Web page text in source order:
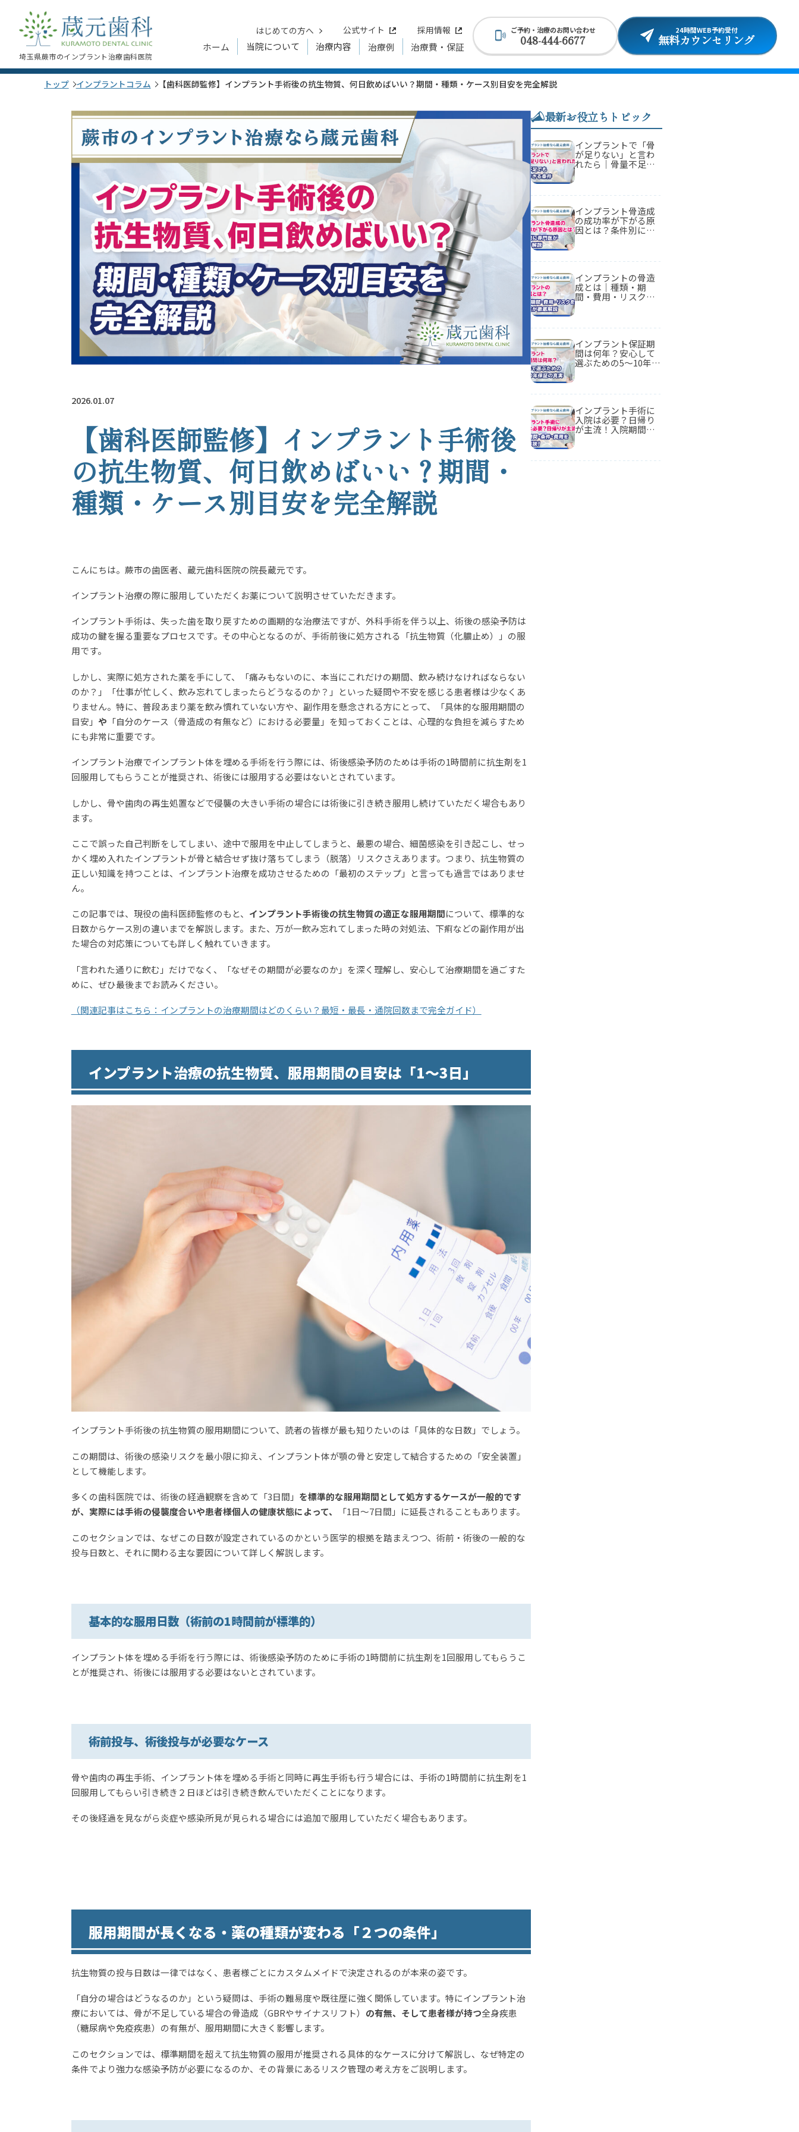
埼玉県蕨市のインプラント治療歯科医院
はじめての方へ 公式サイト 採用情報
ホーム 当院について 治療内容 治療例 治療費・保証
ご予約・治療のお問い合わせ
048-444-6677
24時間WEB予約受付
無料カウンセリング
トップ インプラントコラム 【歯科医師監修】インプラント手術後の抗生物質、何日飲めばいい？期間・種類・ケース別目安を完全解説
2026.01.07
【歯科医師監修】インプラント手術後
の抗生物質、何日飲めばいい？期間・
種類・ケース別目安を完全解説
こんにちは。蕨市の歯医者、蔵元歯科医院の院長蔵元です。
インプラント治療の際に服用していただくお薬について説明させていただきます。
インプラント手術は、失った歯を取り戻すための画期的な治療法ですが、外科手術を伴う以上、術後の感染予防は
成功の鍵を握る重要なプロセスです。その中心となるのが、手術前後に処方される「抗生物質（化膿止め）」の服
用です。
しかし、実際に処方された薬を手にして、「痛みもないのに、本当にこれだけの期間、飲み続けなければならない
のか？」「仕事が忙しく、飲み忘れてしまったらどうなるのか？」といった疑問や不安を感じる患者様は少なくあ
りません。特に、普段あまり薬を飲み慣れていない方や、副作用を懸念される方にとって、「具体的な服用期間の
目安」 や 「自分のケース（骨造成の有無など）における必要量」を知っておくことは、心理的な負担を減らすため
にも非常に重要です。
インプラント治療でインプラント体を埋める手術を行う際には、術後感染予防のためは手術の1時間前に抗生剤を1
回服用してもらうことが推奨され、術後には服用する必要はないとされています。
しかし、骨や歯肉の再生処置などで侵襲の大きい手術の場合には術後に引き続き服用し続けていただく場合もあり
ます。
ここで誤った自己判断をしてしまい、途中で服用を中止してしまうと、最悪の場合、細菌感染を引き起こし、せっ
かく埋め入れたインプラントが骨と結合せず抜け落ちてしまう（脱落）リスクさえあります。つまり、抗生物質の
正しい知識を持つことは、インプラント治療を成功させるための「最初のステップ」と言っても過言ではありませ
ん。
この記事では、現役の歯科医師監修のもと、 インプラント手術後の抗生物質の適正な服用期間について、標準的な
日数からケース別の違いまでを解説します。また、万が一飲み忘れてしまった時の対処法、下痢などの副作用が出
た場合の対応策についても詳しく触れていきます。
「言われた通りに飲む」だけでなく、「なぜその期間が必要なのか」を深く理解し、安心して治療期間を過ごすた
めに、ぜひ最後までお読みください。
（関連記事はこちら：インプラントの治療期間はどのくらい？最短・最長・通院回数まで完全ガイド）
インプラント治療の抗生物質、服用期間の目安は「1～3日」
インプラント手術後の抗生物質の服用期間について、読者の皆様が最も知りたいのは「具体的な日数」でしょう。
この期間は、術後の感染リスクを最小限に抑え、インプラント体が顎の骨と安定して結合するための「安全装置」
として機能します。
多くの歯科医院では、術後の経過観察を含めて「3日間」 を標準的な服用期間として処方するケースが一般的です
が、実際には手術の侵襲度合いや患者様個人の健康状態によって、
「1日〜7日間」に延長されることもあります。
このセクションでは、なぜこの日数が設定されているのかという医学的根拠を踏まえつつ、術前・術後の一般的な
投与日数と、それに関わる主な要因について詳しく解説します。
基本的な服用日数（術前の1時間前が標準的）
インプラント体を埋める手術を行う際には、術後感染予防のために手術の1時間前に抗生剤を1回服用してもらうこ
とが推奨され、術後には服用する必要はないとされています。
術前投与、術後投与が必要なケース
骨や歯肉の再生手術、インプラント体を埋める手術と同時に再生手術も行う場合には、手術の1時間前に抗生剤を1
回服用してもらい引き続き２日ほどは引き続き飲んでいただくことになります。
その後経過を見ながら炎症や感染所見が見られる場合には追加で服用していただく場合もあります。
服用期間が長くなる・薬の種類が変わる「２つの条件」
抗生物質の投与日数は一律ではなく、患者様ごとにカスタムメイドで決定されるのが本来の姿です。
「自分の場合はどうなるのか」という疑問は、手術の難易度や既往歴に強く関係しています。特にインプラント治
療においては、骨が不足している場合の骨造成（GBRやサイナスリフト） の有無、そして患者様が持つ全身疾患
（糖尿病や免疫疾患）の有無が、服用期間に大きく影響します。
このセクションでは、標準期間を超えて抗生物質の服用が推奨される具体的なケースに分けて解説し、なぜ特定の
条件でより強力な感染予防が必要になるのか、その背景にあるリスク管理の考え方をご説明します。
最新お役立ちトピック
インプラントで「骨
が足りない」と言わ
れたら｜骨量不足で
も治療できる条件
インプラント骨造成
の成功率が下がる原
因とは？条件別に専
門医が正直に解説
インプラントの骨造
成とは｜種類・期
間・費用・リスクを
専門医が徹底解説
インプラント保証期
間は何年？安心して
選ぶための5〜10年保
インプラント手術に
入院は必要？日帰り
が主流！入院期間・
条件・費用を徹底解
説